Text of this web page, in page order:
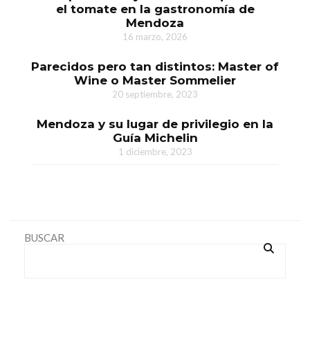
el tomate en la gastronomía de
Mendoza
16 marzo, 2026
Parecidos pero tan distintos: Master of
Wine o Master Sommelier
20 septiembre, 2023
Mendoza y su lugar de privilegio en la
Guía Michelin
1 diciembre, 2023
BUSCAR